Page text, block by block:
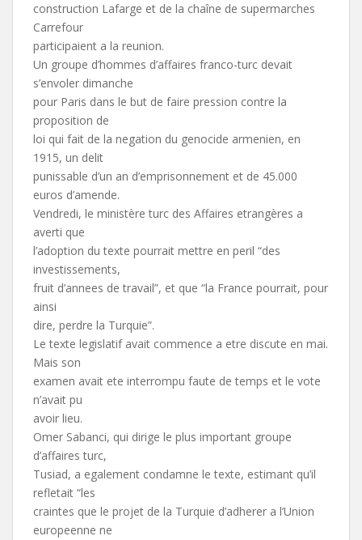
construction Lafarge et de la chaîne de supermarches
Carrefour
participaient a la reunion.
Un groupe d’hommes d’affaires franco-turc devait
s’envoler dimanche
pour Paris dans le but de faire pression contre la
proposition de
loi qui fait de la negation du genocide armenien, en
1915, un delit
punissable d’un an d’emprisonnement et de 45.000
euros d’amende.
Vendredi, le ministère turc des Affaires etrangères a
averti que
l’adoption du texte pourrait mettre en peril “des
investissements,
fruit d’annees de travail”, et que “la France pourrait, pour
ainsi
dire, perdre la Turquie”.
Le texte legislatif avait commence a etre discute en mai.
Mais son
examen avait ete interrompu faute de temps et le vote
n’avait pu
avoir lieu.
Omer Sabanci, qui dirige le plus important groupe
d’affaires turc,
Tusiad, a egalement condamne le texte, estimant qu’il
refletait “les
craintes que le projet de la Turquie d’adherer a l’Union
europeenne ne